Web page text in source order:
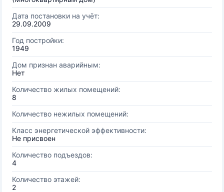
Дата постановки на учёт:
29.09.2009
Год постройки:
1949
Дом признан аварийным:
Нет
Количество жилых помещений:
8
Количество нежилых помещений:
Класс энергетической эффективности:
Не присвоен
Количество подъездов:
4
Количество этажей:
2